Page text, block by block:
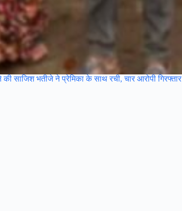
साजिश भतीजे ने प्रेमिका के साथ रची, चार आरोपी गिरफ्तार